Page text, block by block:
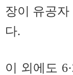
장이 유공
다.
이 외에도